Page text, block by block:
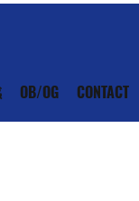
OB/OG CONTACT